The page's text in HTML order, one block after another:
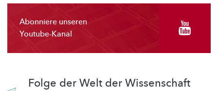
Abonniere unseren
Youtube-Kanal
Folge der Welt der Wissenschaft